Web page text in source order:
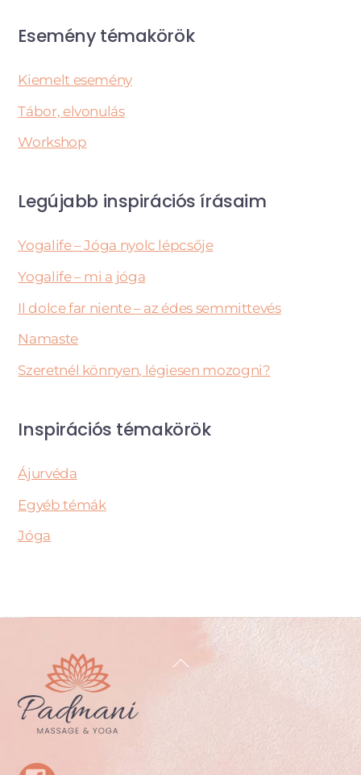
Esemény témakörök
Kiemelt esemény
Tábor, elvonulás
Workshop
Legújabb inspirációs írásaim
Yogalife – Jóga nyolc lépcsője
Yogalife – mi a jóga
Il dolce far niente – az édes semmittevés
Namaste
Szeretnél könnyen, légiesen mozogni?
Inspirációs témakörök
Ájurvéda
Egyéb témák
Jóga
Back